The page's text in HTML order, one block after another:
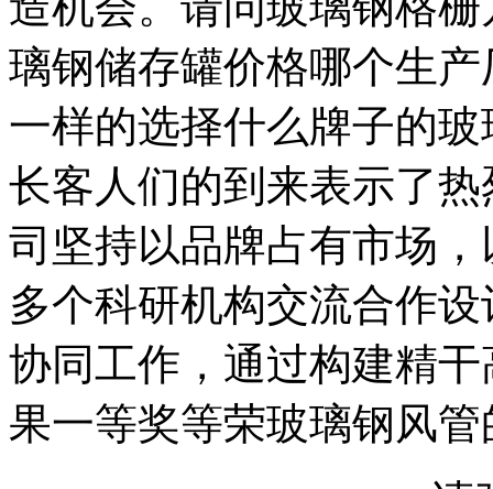
璃钢储存罐价格哪个生
一样的选择什么牌子的
长客人们的到来表示了
司坚持以品牌占有市场
多个科研机构交流合作
协同工作，通过构建精
果一等奖等荣玻璃钢风